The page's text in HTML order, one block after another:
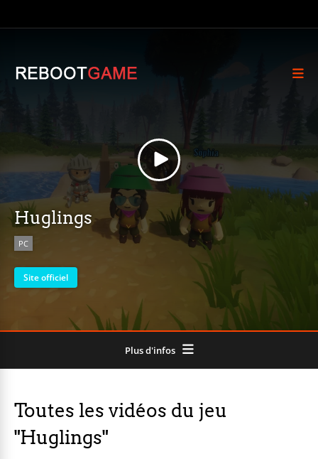
Huglings
PC
Site officiel
Plus d'infos
Toutes les vidéos du jeu
"Huglings"